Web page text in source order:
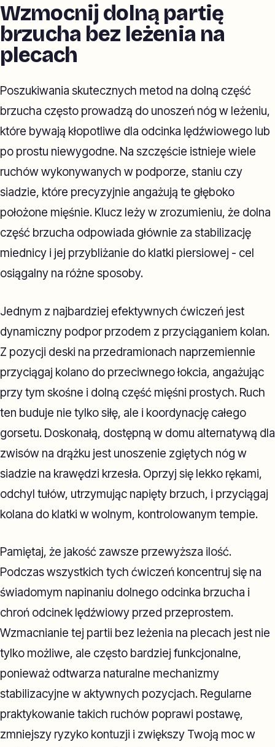
Wzmocnij dolną partię
brzucha bez leżenia na
plecach
Poszukiwania skutecznych metod na dolną część
brzucha często prowadzą do unoszeń nóg w leżeniu,
które bywają kłopotliwe dla odcinka lędźwiowego lub
po prostu niewygodne. Na szczęście istnieje wiele
ruchów wykonywanych w podporze, staniu czy
siadzie, które precyzyjnie angażują te głęboko
położone mięśnie. Klucz leży w zrozumieniu, że dolna
część brzucha odpowiada głównie za stabilizację
miednicy i jej przybliżanie do klatki piersiowej - cel
osiągalny na różne sposoby.
Jednym z najbardziej efektywnych ćwiczeń jest
dynamiczny podpor przodem z przyciąganiem kolan.
Z pozycji deski na przedramionach naprzemiennie
przyciągaj kolano do przeciwnego łokcia, angażując
przy tym skośne i dolną część mięśni prostych. Ruch
ten buduje nie tylko siłę, ale i koordynację całego
gorsetu. Doskonałą, dostępną w domu alternatywą dla
zwisów na drążku jest unoszenie zgiętych nóg w
siadzie na krawędzi krzesła. Oprzyj się lekko rękami,
odchyl tułów, utrzymując napięty brzuch, i przyciągaj
kolana do klatki w wolnym, kontrolowanym tempie.
Pamiętaj, że jakość zawsze przewyższa ilość.
Podczas wszystkich tych ćwiczeń koncentruj się na
świadomym napinaniu dolnego odcinka brzucha i
chroń odcinek lędźwiowy przed przeprostem.
Wzmacnianie tej partii bez leżenia na plecach jest nie
tylko możliwe, ale często bardziej funkcjonalne,
ponieważ odtwarza naturalne mechanizmy
stabilizacyjne w aktywnych pozycjach. Regularne
praktykowanie takich ruchów poprawi postawę,
zmniejszy ryzyko kontuzji i zwiększy Twoją moc w